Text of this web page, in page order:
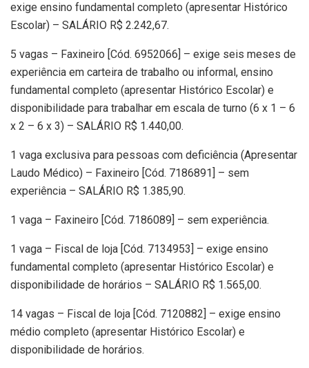
exige ensino fundamental completo (apresentar Histórico
Escolar) – SALÁRIO R$ 2.242,67.
5 vagas – Faxineiro [Cód. 6952066] – exige seis meses de
experiência em carteira de trabalho ou informal, ensino
fundamental completo (apresentar Histórico Escolar) e
disponibilidade para trabalhar em escala de turno (6 x 1 – 6
x 2 – 6 x 3) – SALÁRIO R$ 1.440,00.
1 vaga exclusiva para pessoas com deficiência (Apresentar
Laudo Médico) – Faxineiro [Cód. 7186891] – sem
experiência – SALÁRIO R$ 1.385,90.
1 vaga – Faxineiro [Cód. 7186089] – sem experiência.
1 vaga – Fiscal de loja [Cód. 7134953] – exige ensino
fundamental completo (apresentar Histórico Escolar) e
disponibilidade de horários – SALÁRIO R$ 1.565,00.
14 vagas – Fiscal de loja [Cód. 7120882] – exige ensino
médio completo (apresentar Histórico Escolar) e
disponibilidade de horários.